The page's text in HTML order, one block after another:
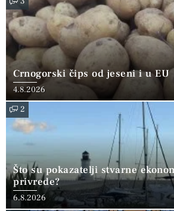
Crnogorski čips od jeseni i u EU
4.8.2026
2
Što su pokazatelji stvarne
privrede?
6.8.2026